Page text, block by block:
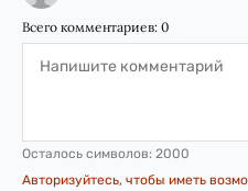
Всего комментариев: 0
Осталось символов: 2000
Авторизуйтесь, чтобы иметь